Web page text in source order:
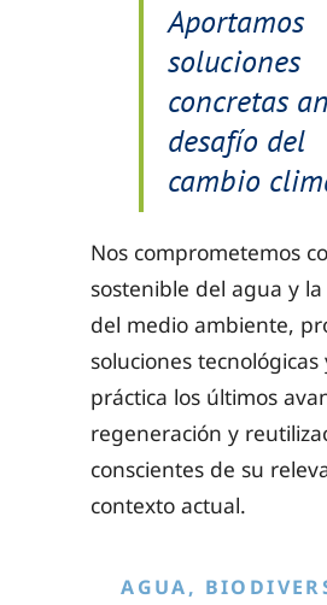
Aportamos
soluciones
concretas
desafío del
cambio
Nos comprometemos
sostenible del agua y
del medio ambiente,
soluciones
práctica los últimos
regeneración y
conscientes de su
contexto actual.
AGUA,